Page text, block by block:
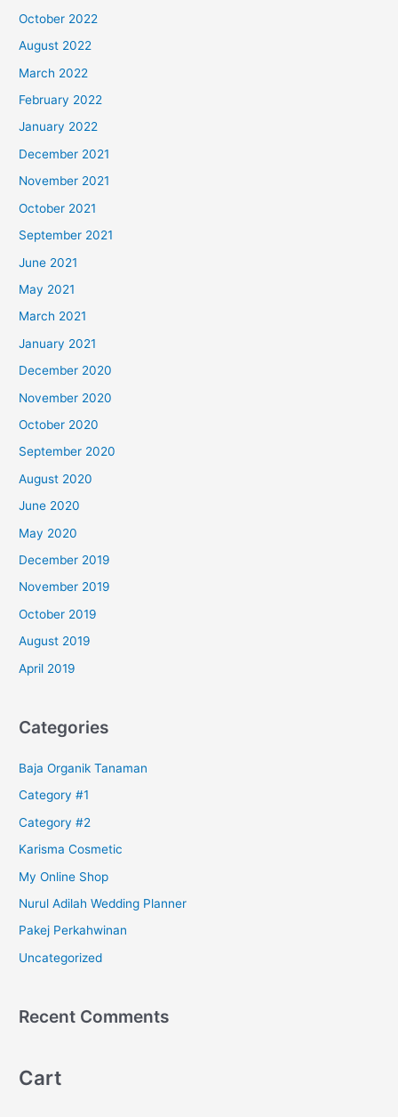
October 2022
August 2022
March 2022
February 2022
January 2022
December 2021
November 2021
October 2021
September 2021
June 2021
May 2021
March 2021
January 2021
December 2020
November 2020
October 2020
September 2020
August 2020
June 2020
May 2020
December 2019
November 2019
October 2019
August 2019
April 2019
Categories
Baja Organik Tanaman
Category #1
Category #2
Karisma Cosmetic
My Online Shop
Nurul Adilah Wedding Planner
Pakej Perkahwinan
Uncategorized
Recent Comments
Cart